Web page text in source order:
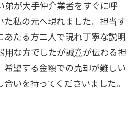
弟が大手仲介業者をすぐに呼
た私の元へ現れました。担当す
あたる方二人で現れ丁寧な説明
用な方でしたが誠意が伝わる担
希望する金額での売却が難しい
いを持ってくださいました。